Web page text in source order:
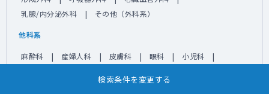
検索条件を変更する
乳腺/内分泌外科
その他（外科系）
他科系
麻酔科 産婦人科 皮膚科 眼科
小児科
救命救急科 緩和ケア科